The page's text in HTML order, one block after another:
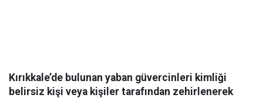
Kırıkkale’de bulunan yaban güvercinleri kimliği
belirsiz kişi veya kişiler tarafından zehirlenerek